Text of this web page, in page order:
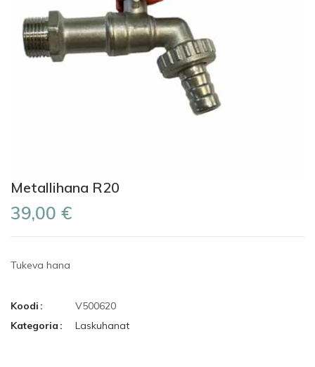
Metallihana R20
39,00 €
Tukeva hana
Koodi
V500620
Kategoria
Laskuhanat